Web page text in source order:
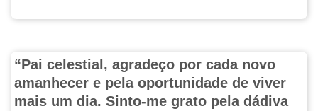
“Pai celestial, agradeço por cada novo
amanhecer e pela oportunidade de viver
mais um dia. Sinto-me grato pela dádiva